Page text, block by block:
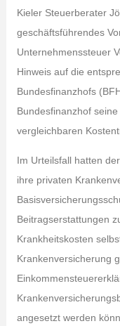
Kieler Steuerberater
geschäftsführendes
Unternehmenssteuer
Hinweis auf die
Bundesfinanzhofs
Bundesfinanzhof
vergleichbaren
Im Urteilsfall hatten
ihre privaten
Beitragserstattungen
Krankheitskosten
Krankenversicherung
angesetzt werden